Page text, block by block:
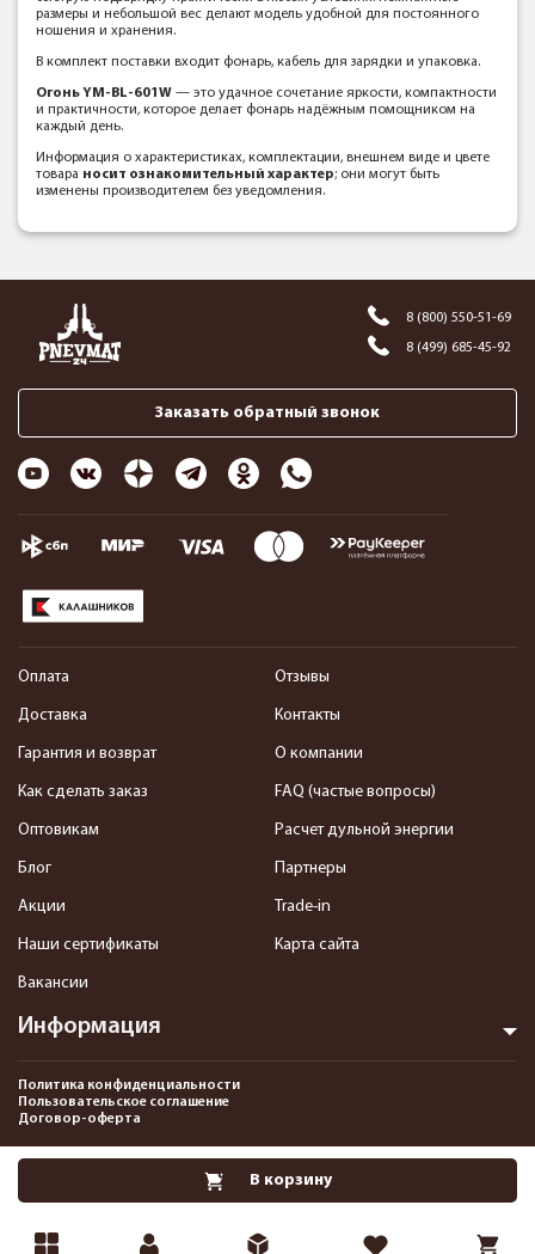
В корзину
размеры и небольшой вес делают модель удобной для постоянного
ношения и хранения.
В комплект поставки входит фонарь, кабель для зарядки и упаковка.
Огонь YM-BL-601W — это удачное сочетание яркости, компактности
и практичности, которое делает фонарь надёжным помощником на
каждый день.
Информация о характеристиках, комплектации, внешнем виде и цвете
товара носит ознакомительный характер; они могут быть
изменены производителем без уведомления.
8 (800) 550-51-69
8 (499) 685-45-92
Заказать обратный звонок
Информация
Оплата
Доставка
Гарантия и возврат
Как сделать заказ
Оптовикам
Блог
Акции
Наши сертификаты
Вакансии
Отзывы
Контакты
О компании
FAQ (частые вопросы)
Расчет дульной энергии
Партнеры
Trade-in
Карта сайта
Политика конфиденциальности
Пользовательское соглашение
Договор-оферта
2013-2026 Интернет-магазин пневматики, страйкбола и снаряжения–
Pnevmat24.ru. Все права защищены.©